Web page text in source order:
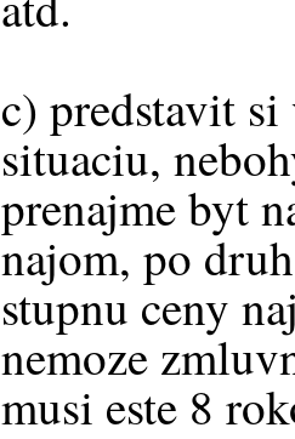
c) predstavit
situaciu,
prenajme byt
najom, po
stupnu ceny
nemoze
musi este 8